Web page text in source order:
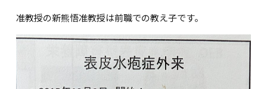
准教授の新熊悟准教授は前職での教え子です。